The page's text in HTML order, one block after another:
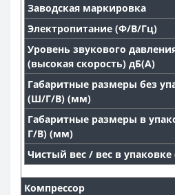
Заводская маркировка
Электропитание (Ф/В/Гц)
Уровень звукового
(высокая скорость) дБ(А)
Габаритные размеры без
(Ш/Г/В) (мм)
Габаритные размеры в
Г/В) (мм)
Чистый вес / вес в упаковке
Компрессор